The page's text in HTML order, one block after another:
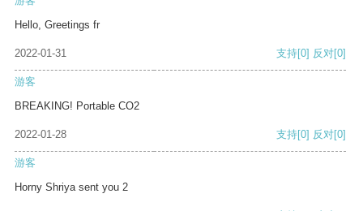
Hello, Greetings fr
2022-01-31 支持[0] 反对[0]
游客
BREAKING! Portable CO2
2022-01-28 支持[0] 反对[0]
游客
Horny Shriya sent you 2